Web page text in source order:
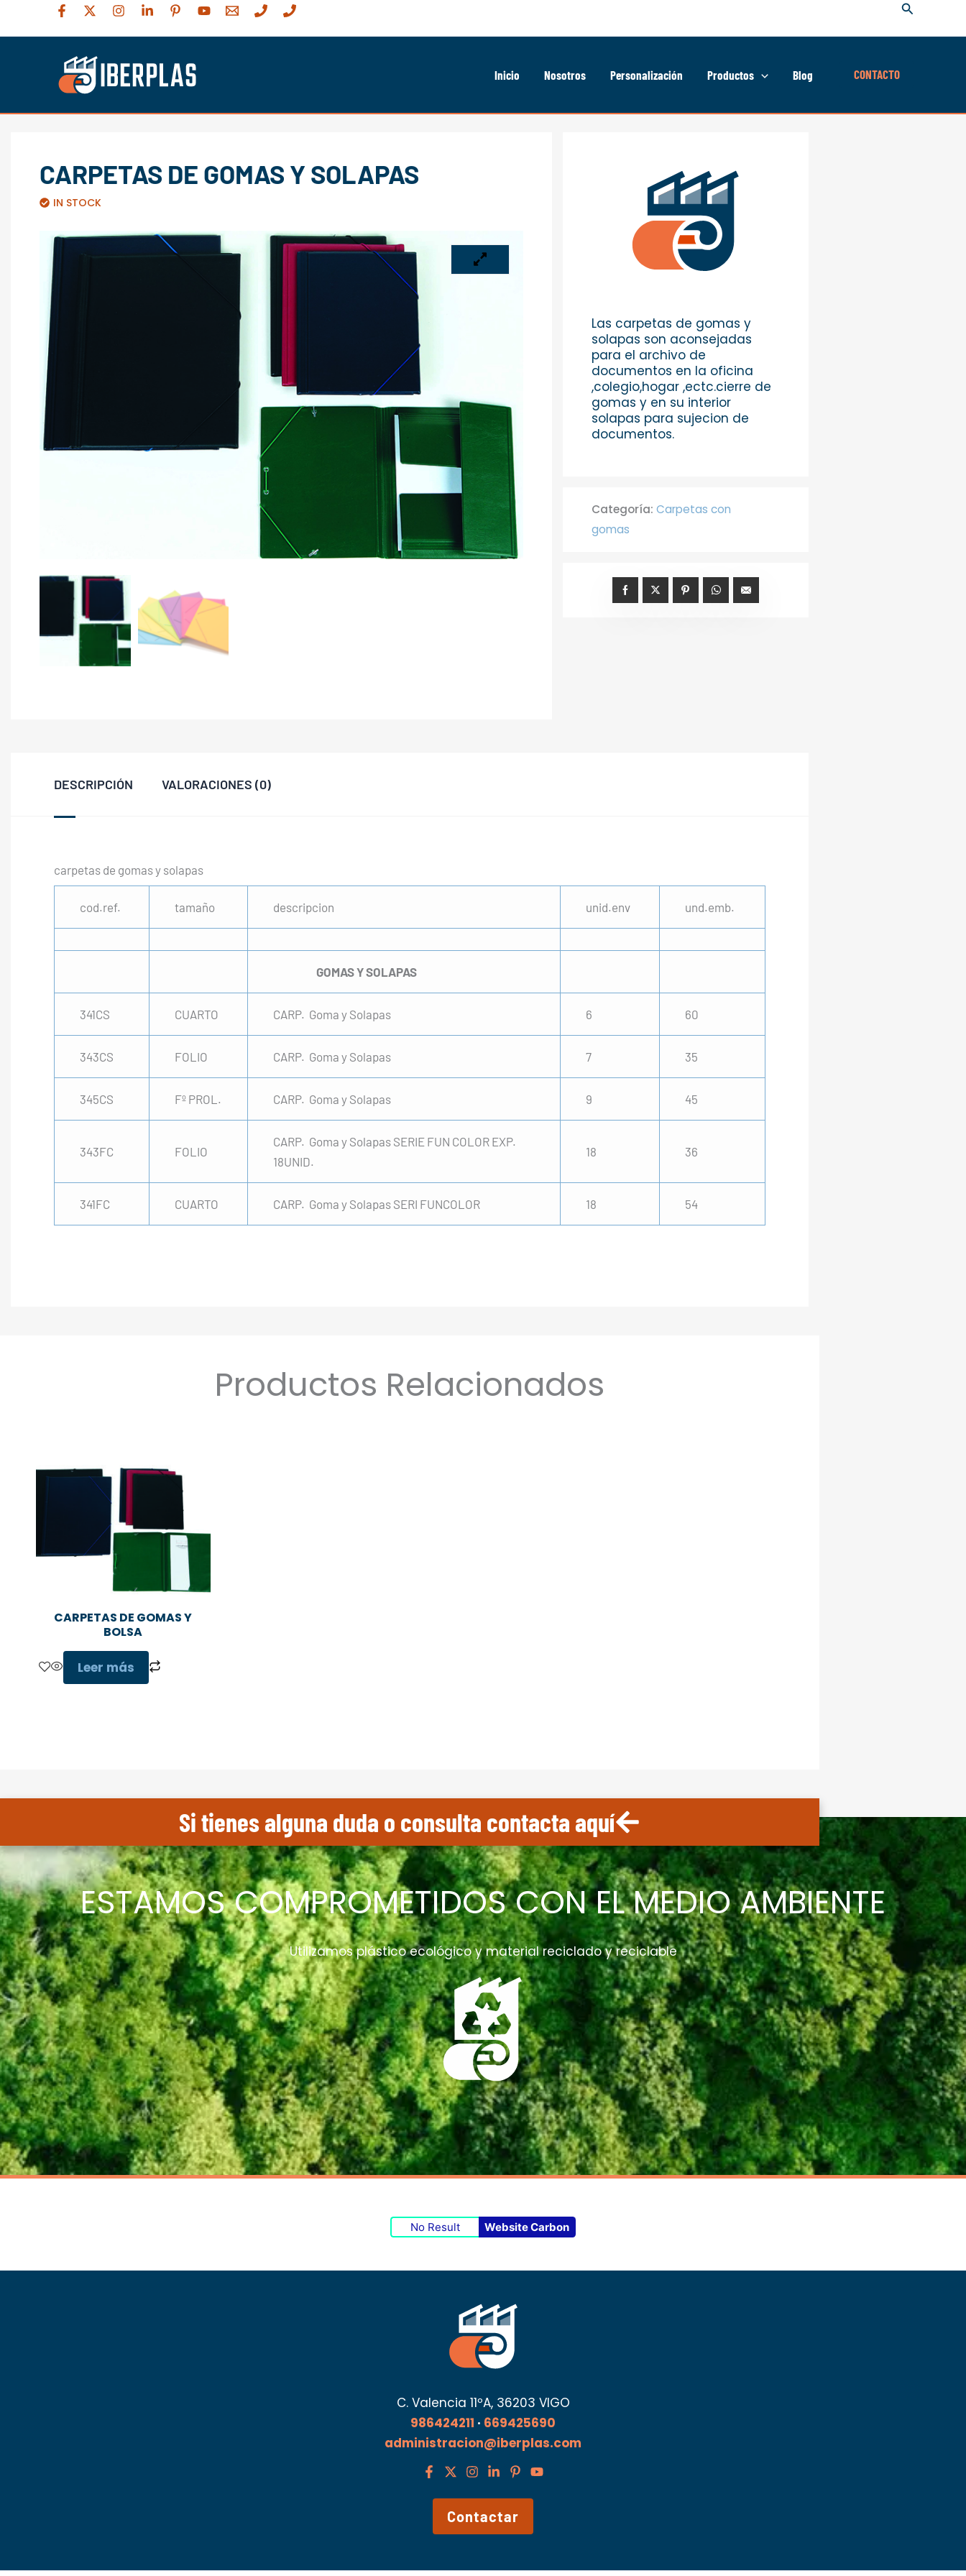
Buscar
Inicio Nosotros Personalización Productos Blog CONTACTO
CARPETAS DE GOMAS Y SOLAPAS
IN STOCK
Las carpetas de gomas y
solapas son aconsejadas
para el archivo de
documentos en la oficina
,colegio,hogar ,ectc.cierre de
gomas y en su interior
solapas para sujecion de
documentos.
Categoría: Carpetas con
gomas
DESCRIPCIÓN VALORACIONES (0)
carpetas de gomas y solapas
cod.ref. tamaño descripcion unid.env und.emb.
GOMAS Y SOLAPAS
341CS CUARTO CARP. Goma y Solapas 6 60
343CS FOLIO CARP. Goma y Solapas 7 35
345CS Fº PROL. CARP. Goma y Solapas 9 45
343FC FOLIO
CARP. Goma y Solapas SERIE FUN COLOR EXP.
18UNID.
18 36
341FC CUARTO CARP. Goma y Solapas SERI FUNCOLOR 18 54
Productos Relacionados
CARPETAS DE GOMAS Y
BOLSA
Leer más
Si tienes alguna duda o consulta contacta aquí
ESTAMOS COMPROMETIDOS CON EL MEDIO AMBIENTE
Utilizamos plástico ecológico y material reciclado y reciclable
No Result Website Carbon
C. Valencia 11ºA, 36203 VIGO
986424211 · 669425690
administracion@iberplas.com
Contactar